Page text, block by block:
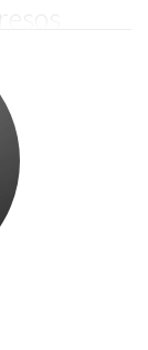
esencial
a construir una
considerar:
abrir su
sola y
implementar
sus